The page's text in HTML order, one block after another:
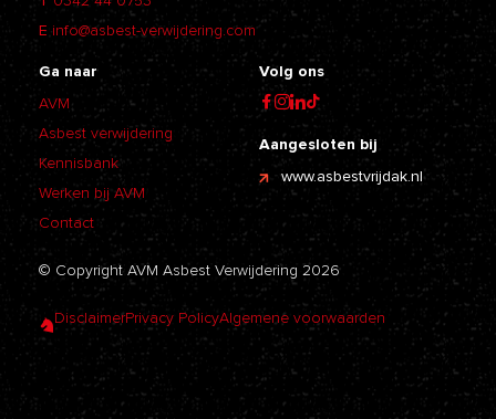
E info@asbest-verwijdering.com
Ga naar
AVM
Asbest verwijdering
Kennisbank
Werken bij AVM
Contact
Volg ons
Aangesloten bij
www.asbestvrijdak.nl
© Copyright AVM Asbest Verwijdering 2026
DisclaimerPrivacy PolicyAlgemene voorwaarden